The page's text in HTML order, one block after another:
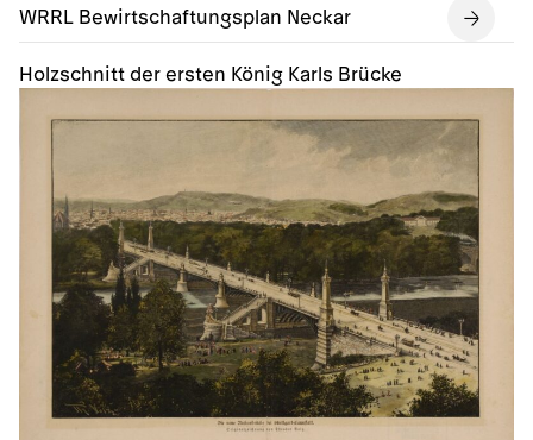
WRRL Bewirtschaftungsplan Neckar
Holzschnitt der ersten König Karls Brücke